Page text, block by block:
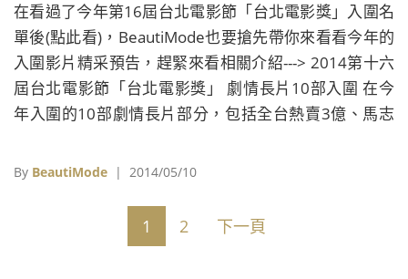
在看過了今年第16屆台北電影節「台北電影獎」入圍名
單後(點此看)，BeautiMode也要搶先帶你來看看今年的
入圍影片精采預告，趕緊來看相關介紹---> 2014第十六
屆台北電影節「台北電影獎」 劇情長片10部入圍 在今
年入圍的10部劇情長片部分，包括全台熱賣3億、馬志
影首個入圍電影獎項，能否像票房一樣火爆，相當值得
師》，溫馨喜劇的劇情也有望奪下觀眾票選獎；榮獲威
尼斯影展「評審團大獎」與金馬獎最佳導演、男主角獎
By BeautiMode | 2014/05/10
1 2 下一頁